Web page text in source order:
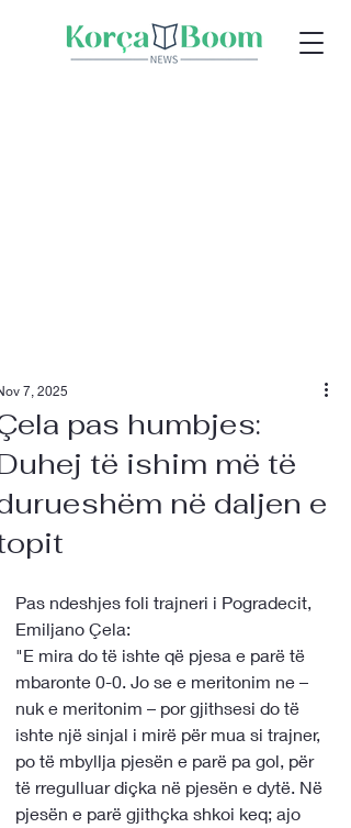
pas humbjes:
të ishim më të
në daljen e
7, 2025
Pas ndeshjes foli trajneri i Pogradecit,
Emiljano Çela:
"E mira do të ishte që pjesa e parë të
mbaronte 0-0. Jo se e meritonim ne –
nuk e meritonim – por gjithsesi do të
ishte një sinjal i mirë për mua si trajner,
po të mbyllja pjesën e parë pa gol, për
të rregulluar diçka në pjesën e dytë. Në
pjesën e parë gjithçka shkoi keq; ajo